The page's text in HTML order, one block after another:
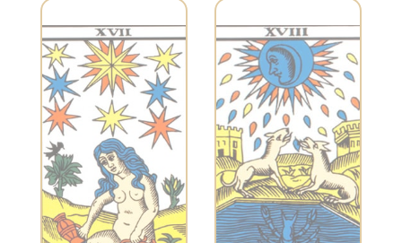
Incarne l’espoir,
l’inspiration et la
spiritualité. L’Étoile
suggère souvent
que des moments
de calme et de
réflexion peuvent
apporter la clarté.
Évoque les
illusions, l’intuition
et les émotions
profondes. Cette
carte peut indiquer
des périodes de
confusion
émotionnelle ou
l’appel à écouter